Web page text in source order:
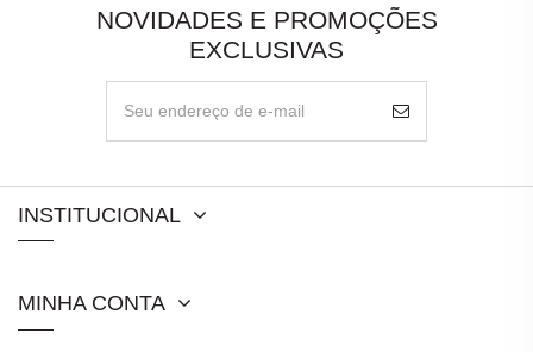
NOVIDADES E PROMOÇÕES
EXCLUSIVAS
INSTITUCIONAL
MINHA CONTA